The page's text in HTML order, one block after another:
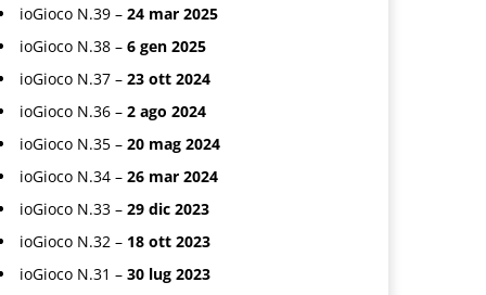
ioGioco N.39 – 24 mar 2025
ioGioco N.38 – 6 gen 2025
ioGioco N.37 – 23 ott 2024
ioGioco N.36 – 2 ago 2024
ioGioco N.35 – 20 mag 2024
ioGioco N.34 – 26 mar 2024
ioGioco N.33 – 29 dic 2023
ioGioco N.32 – 18 ott 2023
ioGioco N.31 – 30 lug 2023